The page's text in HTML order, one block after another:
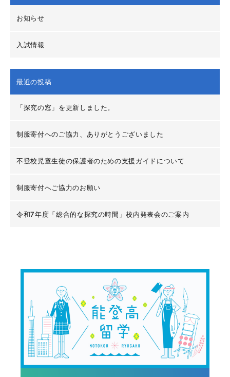
お知らせ
入試情報
最近の投稿
「探究の窓」を更新しました。
制服寄付へのご協力、ありがとうございました
不登校児童生徒の保護者のための支援ガイドについて
制服寄付へご協力のお願い
令和7年度「総合的な探究の時間」校内発表会のご案内